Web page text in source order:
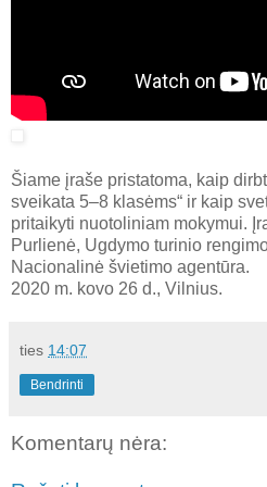
Šiame įraše pristatoma, kaip
sveikata 5–8 klasėms“ ir kaip
pritaikyti nuotoliniam mokymui.
Purlienė, Ugdymo turinio
Nacionalinė švietimo agentūra.
2020 m. kovo 26 d., Vilnius.
ties 14:07
Bendrinti
Komentarų nėra: